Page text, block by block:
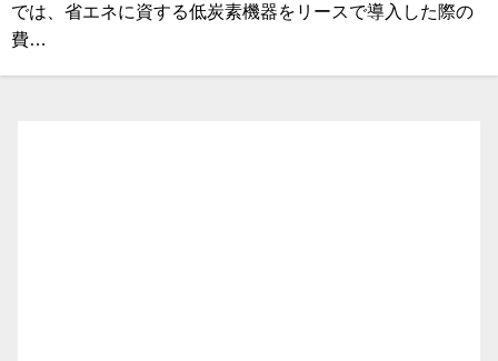
では、省エネに資する低炭素機器をリースで導入した際の
費…